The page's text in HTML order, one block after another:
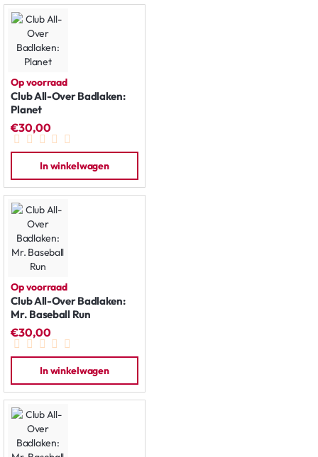
Op voorraad
Club All-Over Badlaken:
Planet
€30,00
In winkelwagen
Op voorraad
Club All-Over Badlaken:
Mr. Baseball Run
€30,00
In winkelwagen